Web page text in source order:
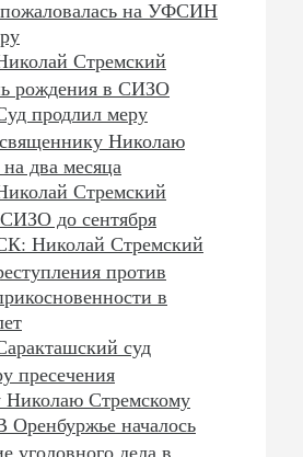
пожаловалась на УФСИН
Стремский
рождения в СИЗО
продлил меру
Николаю
два месяца
Стремский
до сентября
Николай Стремский
против
в
суд
пресечения
Николаю Стремскому
Оренбуржье началось
уголовного дела в